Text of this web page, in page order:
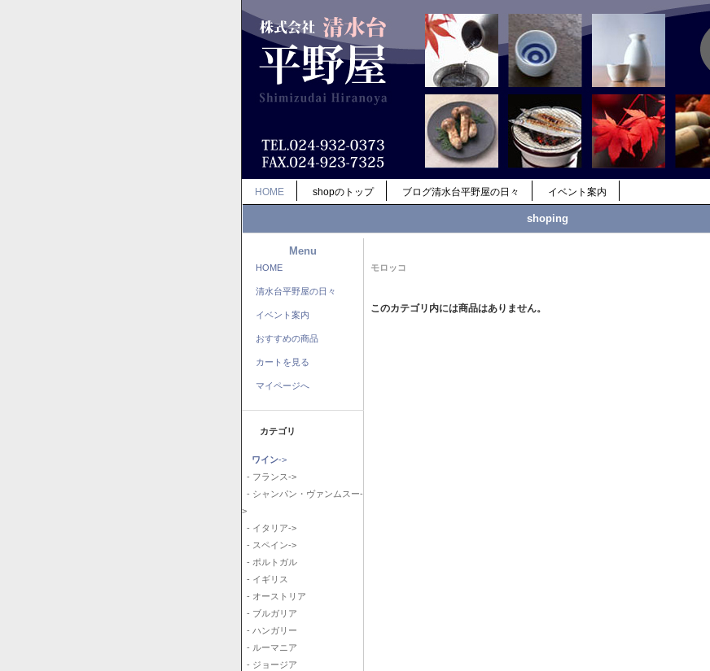
HOME shopのトップ ブログ清水台平野屋の日々 イベント案内
shoping
Menu
HOME
清水台平野屋の日々
イベント案内
おすすめの商品
カートを見る
マイページへ
カテゴリ
ワイン->
- フランス->
- シャンパン・ヴァンムスー-
>
- イタリア->
- スペイン->
- ポルトガル
- イギリス
- オーストリア
- ブルガリア
- ハンガリー
- ルーマニア
- ジョージア
モロッコ
このカテゴリ内には商品はありません。